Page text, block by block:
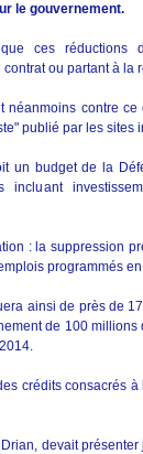
le gouvernement.
ces réductions
ou partant à la
néanmoins contre
publié par les sites
un budget de la
: la suppression
programmés
ainsi de près de
de 100
crédits consacrés
devait